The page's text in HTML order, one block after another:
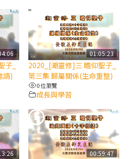
】：聖方濟的靈修，「不占為己
旅】第八集：「耶穌為什麼降生到
樂祈修女
10【萬物讚頌頌歌 – 太陽與生態音
念聖方濟與已逝教宗方濟各（中）
【萬物讚頌頌歌 – 太陽與生態音
念聖方濟與已逝教宗方濟各（下）
_
請)
01:05:23
2020_[潮靈修]三 瞻仰聖子_
第三集 歸屬關係(生命重整)
0 位瀏覽
成長與學習
00:59:47